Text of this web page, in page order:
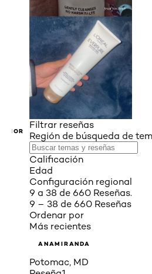
Filtrar reseñas
Región de búsqueda de
Calificación
Edad
Configuración regional
9 a 38 de 660 Reseñas.
9 – 38 de 660 Reseñas
Ordenar por
Más recientes
ANAMIRANDA
Potomac, MD